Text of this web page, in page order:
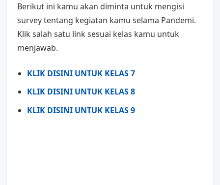
Berikut ini kamu akan diminta untuk mengisi
survey tentang kegiatan kamu selama Pandemi.
Klik salah satu link sesuai kelas kamu untuk
menjawab.
KLIK DISINI UNTUK KELAS 7
KLIK DISINI UNTUK KELAS 8
KLIK DISINI UNTUK KELAS 9